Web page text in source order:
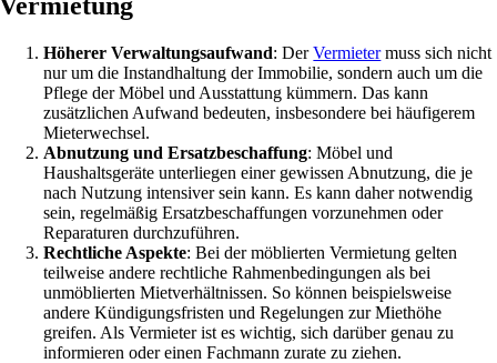
Höherer Verwaltungsaufwand: DerVermietermuss sich nicht
nur um die Instandhaltung der Immobilie, sondern auch um die
Pflege der Möbel und Ausstattung kümmern. Das kann
zusätzlichen Aufwand bedeuten, insbesondere bei häufigerem
Mieterwechsel.
Abnutzung und Ersatzbeschaffung: Möbel und
Haushaltsgeräte unterliegen einer gewissen Abnutzung, die je
nach Nutzung intensiver sein kann. Es kann daher notwendig
sein, regelmäßig Ersatzbeschaffungen vorzunehmen oder
Reparaturen durchzuführen.
Rechtliche Aspekte: Bei der möblierten Vermietung gelten
teilweise andere rechtliche Rahmenbedingungen als bei
unmöblierten Mietverhältnissen. So können beispielsweise
andere Kündigungsfristen und Regelungen zur Miethöhe
greifen. Als Vermieter ist es wichtig, sich darüber genau zu
informieren oder einen Fachmann zurate zu ziehen.